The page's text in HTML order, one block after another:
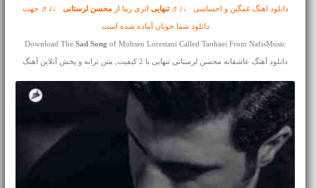
دانلود اهنگ غمگین و احساسی ♩♪♬ تنهایی اثری زیبا ازمحسن لرستانی ♩♪♬ جهت
دانلود شما خوبان آماده شده است
Download TheSad Song of Mohsen Lorestani Called Tanhaei From NafisMusic
دانلود آهنگ عاشقانه محسن لرستانی تنهایی با 2 کیفیت, متن ترانه و پخش آنلاین آهنگ